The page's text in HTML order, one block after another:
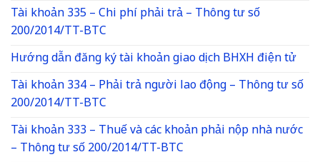
Tài khoản 335 – Chi phí phải trả – Thông tư số
200/2014/TT-BTC
Hướng dẫn đăng ký tài khoản giao dịch BHXH điện tử
Tài khoản 334 – Phải trả người lao động – Thông tư số
200/2014/TT-BTC
Tài khoản 333 – Thuế và các khoản phải nộp nhà nước
– Thông tư số 200/2014/TT-BTC